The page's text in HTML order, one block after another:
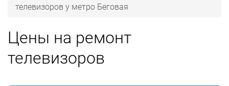
телевизоров у метро Беговая
Цены на ремонт
телевизоров